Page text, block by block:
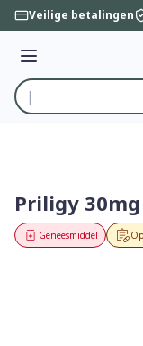
Ga naar de inhoud
Veilige betalingen
Menu
Product, merk,
Priligy
Geneesmiddel